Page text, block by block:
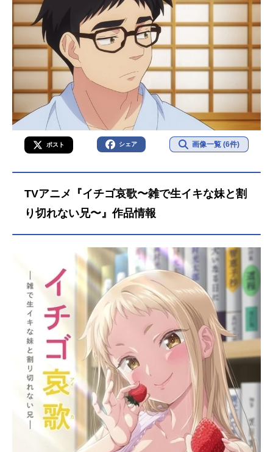
ポスト シェア 画像一覧 (6件)
TVアニメ『イチゴ哀歌〜雑で生イキな妹と割
り切れない兄〜』作品情報